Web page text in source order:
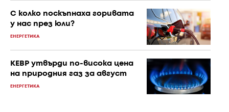
С колко поскъпнаха горивата
у нас през юли?
ЕНЕРГЕТИКА
КЕВР утвърди по-висока цена
на природния газ за август
ЕНЕРГЕТИКА